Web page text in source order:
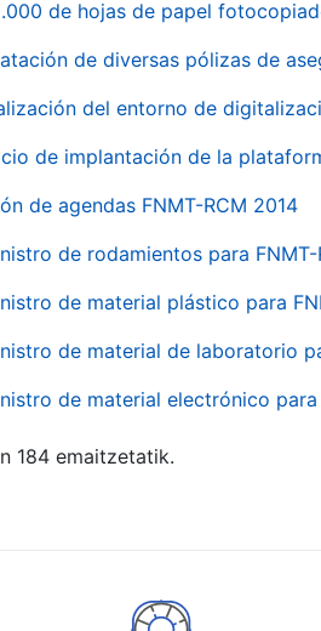
de hojas de papel
de diversas pólizas de
del entorno de
de implantación de la
de agendas FNMT-RCM 2014
de rodamientos para FNMT-
de material plástico para
de material de laboratorio
de material electrónico para
184 emaitzetatik.